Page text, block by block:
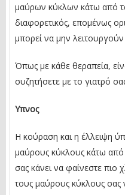
μαύρων κύκλων κάτω από
διαφορετικός, επομένως
μπορεί να μην λειτουργούν
Όπως με κάθε θεραπεία,
συζητήσετε με το γιατρό
Υπνος
Η κούραση και η έλλειψη
μαύρους κύκλους κάτω από
σας κάνει να φαίνεστε πιο
τους μαύρους κύκλους σας